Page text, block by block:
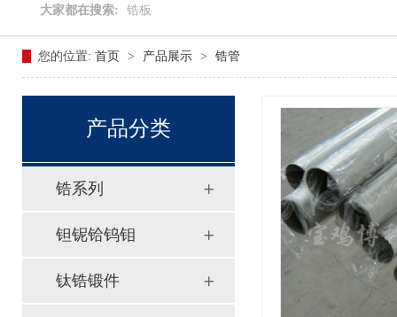
大家都在搜索: 锆板
您的位置: 首页 > 产品展示 > 锆管
产品分类
锆系列
钽铌铪钨钼
钛锆锻件